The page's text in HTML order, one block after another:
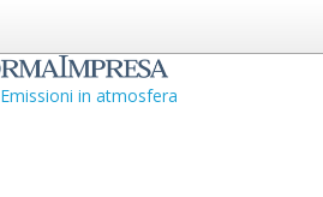
Emissioni in atmosfera